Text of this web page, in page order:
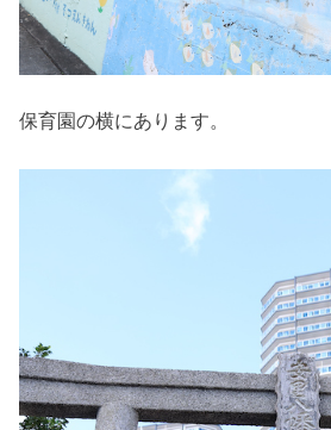
保育園の横にあります。